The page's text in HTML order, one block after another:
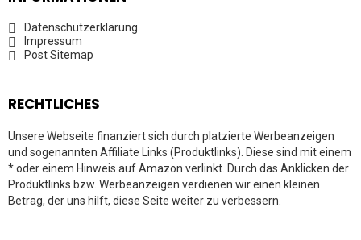
Datenschutzerklärung
Impressum
Post Sitemap
RECHTLICHES
Unsere Webseite finanziert sich durch platzierte Werbeanzeigen
und sogenannten Affiliate Links (Produktlinks). Diese sind mit einem
* oder einem Hinweis auf Amazon verlinkt. Durch das Anklicken der
Produktlinks bzw. Werbeanzeigen verdienen wir einen kleinen
Betrag, der uns hilft, diese Seite weiter zu verbessern.